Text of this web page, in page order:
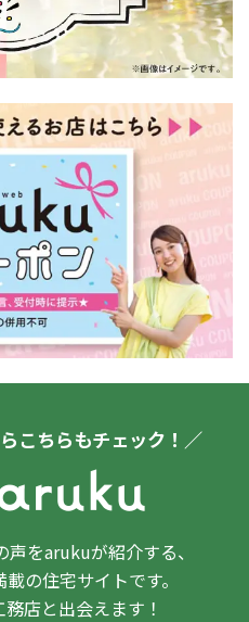
こちらもチェック！／
をarukuが紹介する、
の住宅サイトです。
店と出会えます！